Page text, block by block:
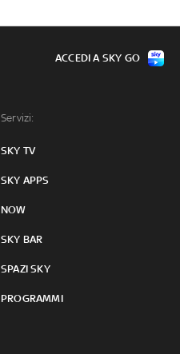
Servizi:
SKY TV
SKY APPS
NOW
SKY BAR
SPAZI SKY
PROGRAMMI
ACCEDI A SKY GO